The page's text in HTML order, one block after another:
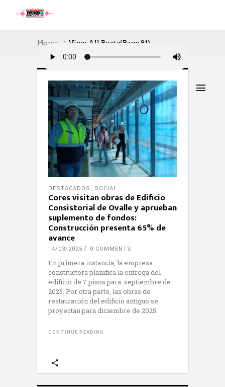
Home View All Posts(Page 81)
DESTACADOS , SOCIAL
Cores visitan obras de Edificio
Consistorial de Ovalle y aprueban
suplemento de fondos:
Construcción presenta 65% de
avance
14/03/2025 0 COMMENTS
En primera instancia, la empresa
constructora planifica la entrega del
edificio de 7 pisos para septiembre de
2025. Por otra parte, las obras de
restauración del edificio antiguo se
proyectan para diciembre de 2025.
CONTINUE READING